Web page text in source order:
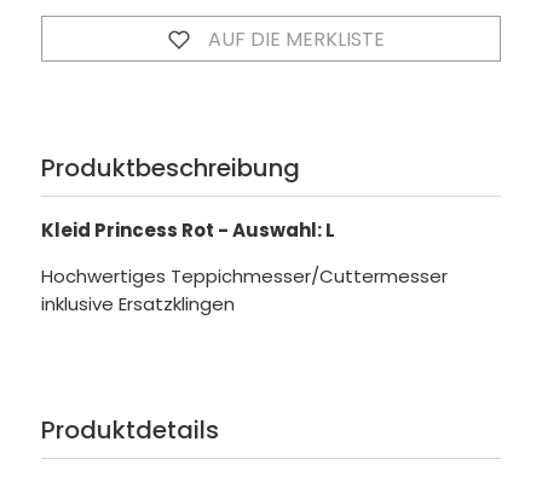
AUF DIE MERKLISTE
Produktbeschreibung
Kleid Princess Rot - Auswahl: L
Hochwertiges Teppichmesser/Cuttermesser
inklusive Ersatzklingen
Produktdetails